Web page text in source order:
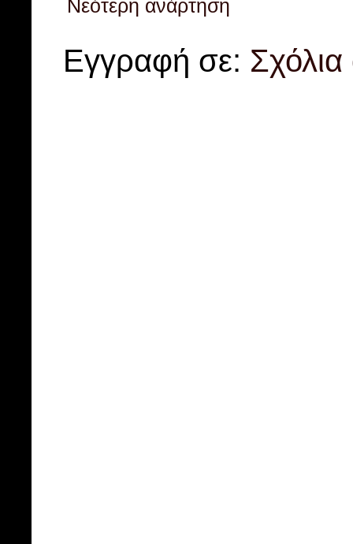
Νεότερη ανάρτηση
Εγγραφή σε: